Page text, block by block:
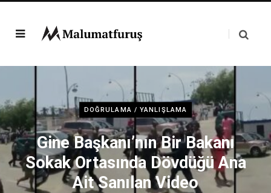
DOĞRULAMA / YANLIŞLAMA
Gine Başkanı’nın Bir Bakanı
Sokak Ortasında Dövdüğü Ana
Ait Sanılan Video